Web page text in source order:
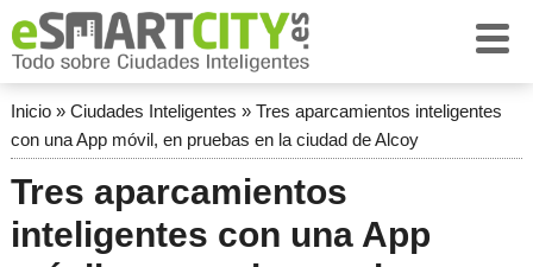
Inicio» Ciudades Inteligentes » Tres aparcamientos inteligentes
con una App móvil, en pruebas en la ciudad de Alcoy
Tres aparcamientos
inteligentes con una App